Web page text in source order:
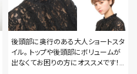
後頭部に奥行のある大人ショートスタ
イル。 トップや後頭部にボリュームが
出なくてお困りの方にオススメです！